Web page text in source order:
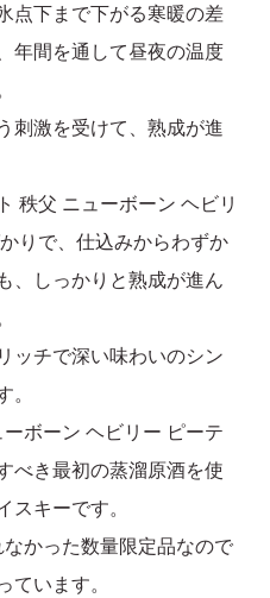
点下まで下がる寒暖の差
年間を通して昼夜の温度
刺激を受けて、熟成が進
秩父 ニューボーン ヘビリ
りで、仕込みからわずか
、しっかりと熟成が進ん
ッチで深い味わいのシン
ボーン ヘビリー ピーテ
べき最初の蒸溜原酒を使
スキーです。
かった数量限定品なので
ています。